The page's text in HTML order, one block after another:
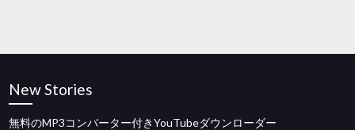
New Stories
無料のMP3コンバーター付きYouTubeダウンローダー